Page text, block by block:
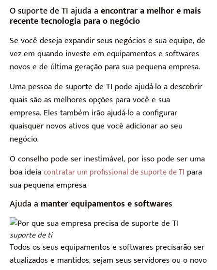
O suporte de TI ajuda a encontrar a melhor e mais
recente tecnologia para o negócio
Se você deseja expandir seus negócios e sua equipe, de
vez em quando investe em equipamentos e softwares
novos e de última geração para sua pequena empresa.
Uma pessoa de suporte de TI pode ajudá-lo a descobrir
quais são as melhores opções para você e sua
empresa. Eles também irão ajudá-lo a configurar
quaisquer novos ativos que você adicionar ao seu
negócio.
O conselho pode ser inestimável, por isso pode ser uma
boa ideiacontratar um profissional de suporte de TI para
sua pequena empresa.
Ajuda a manter equipamentos e softwares
suporte de ti
Todos os seus equipamentos e softwares precisarão ser
atualizados e mantidos, sejam seus servidores ou o novo